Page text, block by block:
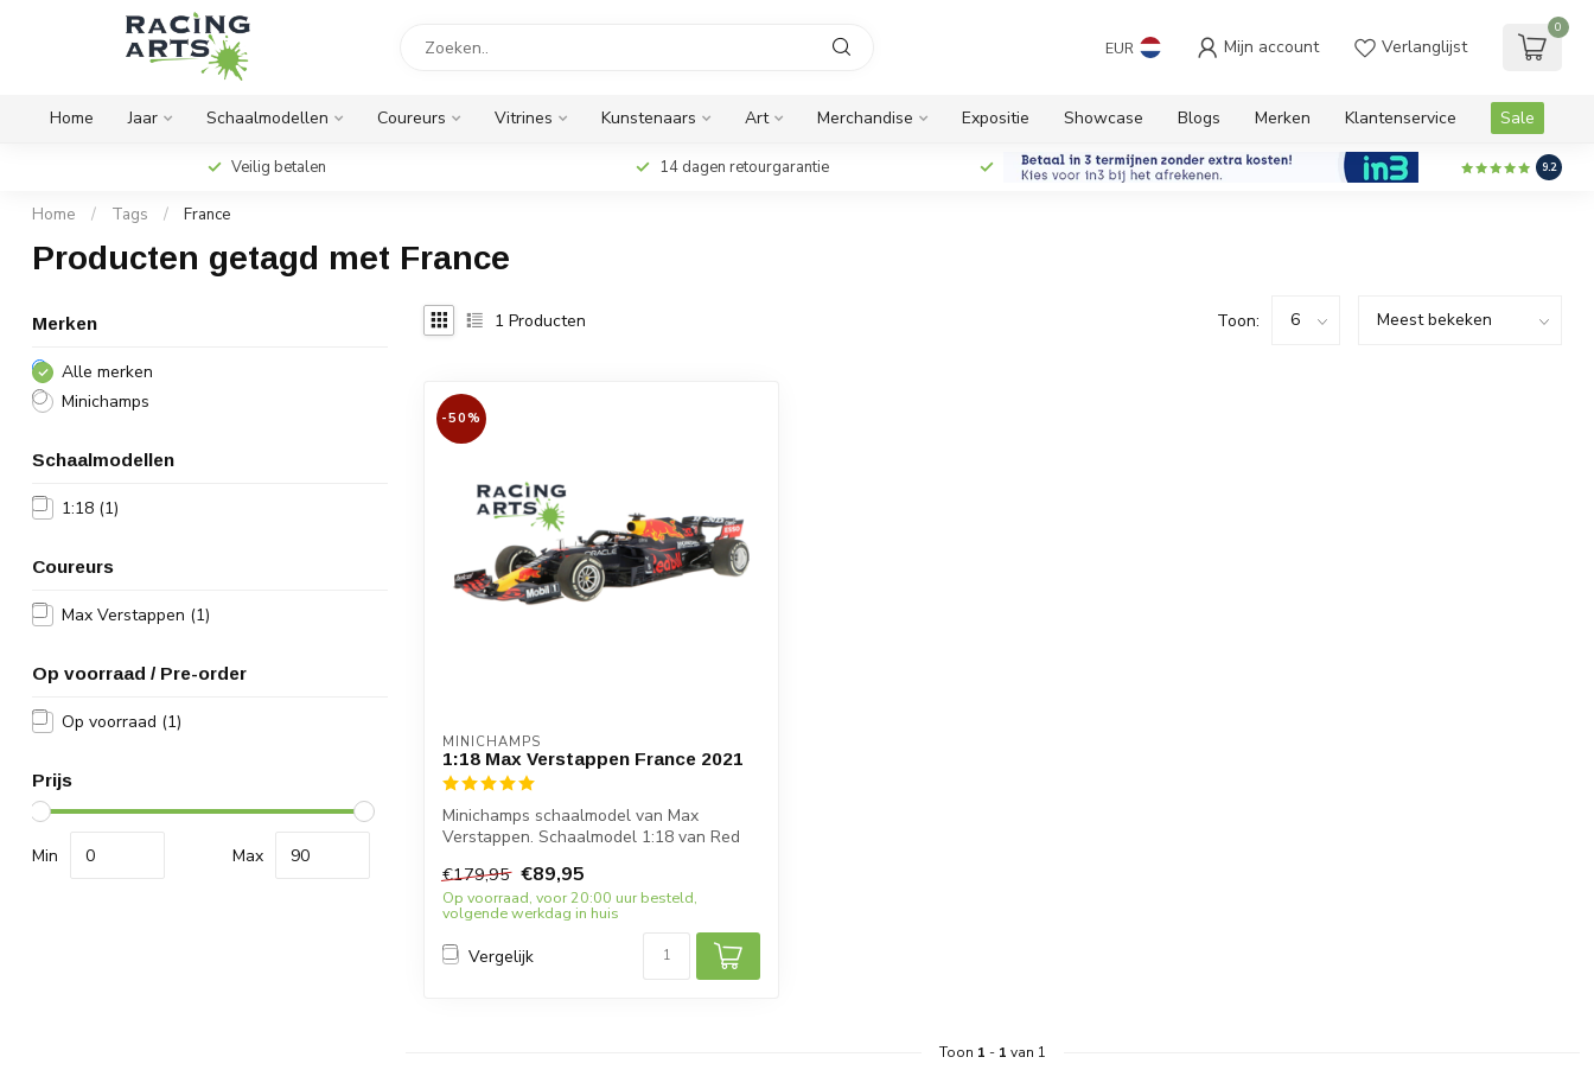
EUR Mijn account Verlanglijst
0
Home Jaar Schaalmodellen Coureurs Vitrines Kunstenaars Art Merchandise Expositie Showcase Blogs Merken Klantenservice Sale
Veilig betalen 14 dagen retourgarantie 9.2
Home / Tags / France
Producten getagd met France
Merken
Alle merken
Minichamps
Schaalmodellen
1:18 (1)
Coureurs
Max Verstappen (1)
Op voorraad / Pre-order
Op voorraad (1)
Prijs
Min Max
1 Producten Toon:
-50%
MINICHAMPS
1:18 Max Verstappen France 2021
Minichamps schaalmodel van Max
Verstappen. Schaalmodel 1:18 van Red
€179,95 €89,95
Op voorraad, voor 20:00 uur besteld,
volgende werkdag in huis
Vergelijk
Toon 1 - 1 van 1